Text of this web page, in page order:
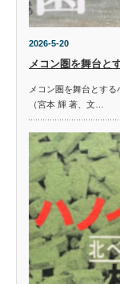
2026-5-20
メコン圏を舞台と
メコン圏を舞台とす
（宮本 輝 著、文…